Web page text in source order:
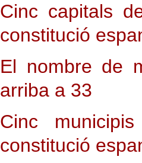
Cinc capitals
constitució
El nombre de
arriba a 33
Cinc
constitució